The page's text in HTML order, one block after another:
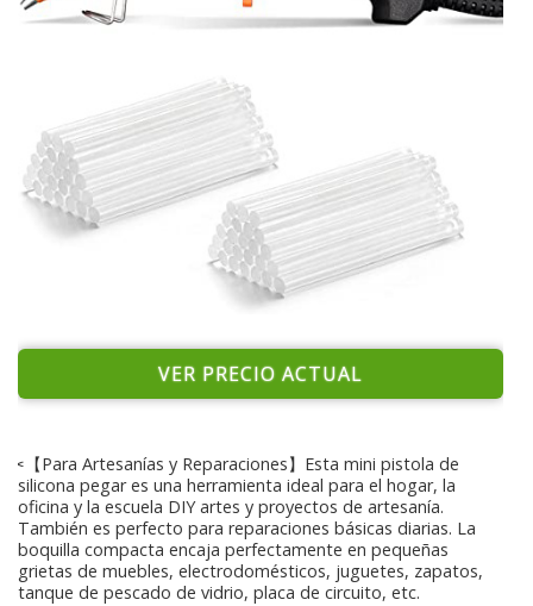
VER PRECIO ACTUAL
✂【Para Artesanías y Reparaciones】Esta mini pistola de
silicona pegar es una herramienta ideal para el hogar, la
oficina y la escuela DIY artes y proyectos de artesanía.
También es perfecto para reparaciones básicas diarias. La
boquilla compacta encaja perfectamente en pequeñas
grietas de muebles, electrodomésticos, juguetes, zapatos,
tanque de pescado de vidrio, placa de circuito, etc.